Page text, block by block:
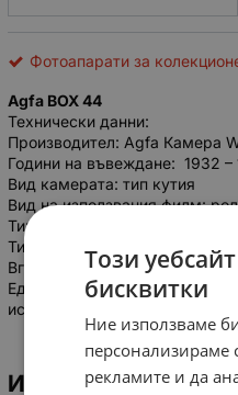
Фотоапарати за
Agfa BOX 44
Технически данни:
Производител: Agfa Камера
Години на въвеждане: 1932 –
Вид камерата: тип кутия
Вид на използвания филм:
Тип на използваната оптика:
Тип на фокуса: фиксиран
Вградена светкавица: не
Една от най-успешните и
историята.
ИНФОРМАЦИЯ
Този
бисквитки
Ние използваме
персонализираме
рекламите и да